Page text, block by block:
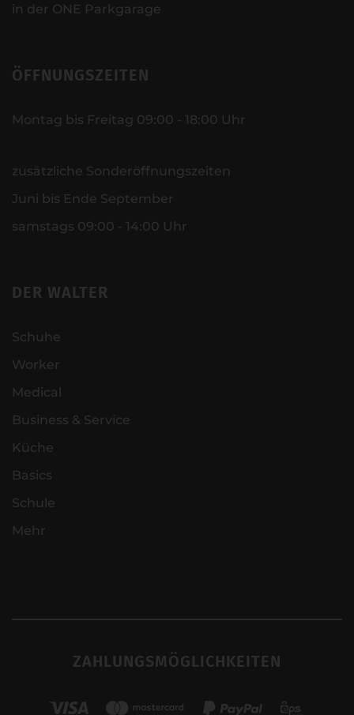
in der ONE Parkgarage
ÖFFNUNGSZEITEN
Montag bis Freitag 09:00 - 18:00 Uhr
zusätzliche Sonderöffnungszeiten
Juni bis Ende September
samstags 09:00 - 14:00 Uhr
DER WALTER
Schuhe
Worker
Medical
Business & Service
Küche
Basics
Schule
Mehr
ZAHLUNGSMÖGLICHKEITEN